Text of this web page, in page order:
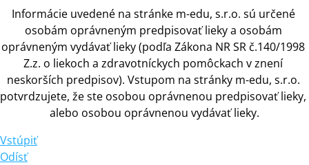
Informácie uvedené na stránke m-edu, s.r.o. sú určené
osobám oprávneným predpisovať lieky a osobám
oprávneným vydávať lieky (podľa Zákona NR SR č.140/1998
Z.z. o liekoch a zdravotníckych pomôckach v znení
neskorších predpisov). Vstupom na stránky m-edu, s.r.o.
potvrdzujete, že ste osobou oprávnenou predpisovať lieky,
alebo osobou oprávnenou vydávať lieky.
Vstúpiť
Odísť